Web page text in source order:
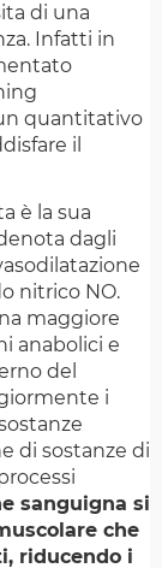
di una
Infatti in
quantitativo
il
è la sua
dagli
nitrico NO.
maggiore
anabolici e
del
i
di sostanze di
sanguigna si
che
riducendo i